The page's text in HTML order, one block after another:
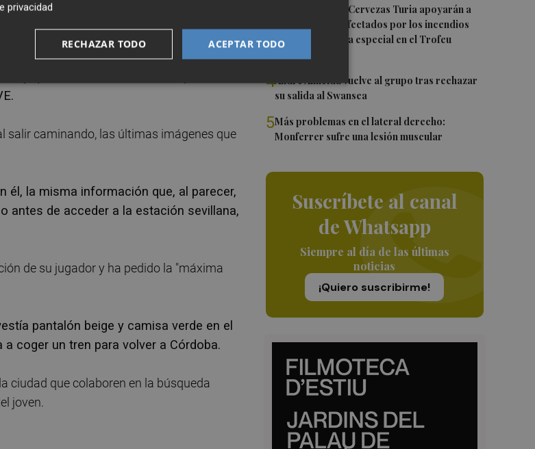
El Valencia CF y Cervezas Turia apoyarán a
los hosteleros afectados por los incendios
con una iniciativa especial en el Trofeu
4André Almeida vuelve al grupo tras rechazar
su salida al Swansea
5Más problemas en el lateral derecho:
Monferrer sufre una lesión muscular
Suscríbete al canal
de Whatsapp
Siempre al día de las últimas
noticias
¡Quiero suscribirme!
tenía que viajar en un AVE con
del móvil.
y que no iba a Córdoba, aunque fue
salir caminando, las últimas imágenes que
la misma información que, al parecer,
antes de acceder a la estación sevillana,
de su jugador y ha pedido la "máxima
pantalón beige y camisa verde en el
coger un tren para volver a Córdoba.
ciudad que colaboren en la búsqueda
joven.
privacidad
ACEPTAR TODO
RECHAZAR TODO